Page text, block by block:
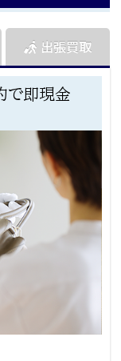
で即現金
出張買取